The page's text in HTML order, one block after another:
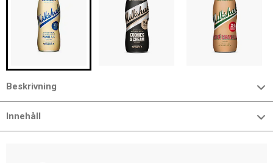
Beskrivning
Innehåll